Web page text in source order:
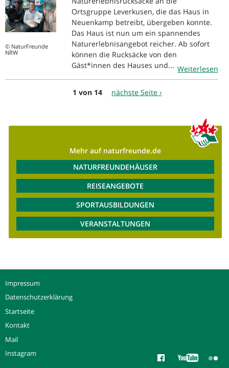
© NaturFreunde
NRW
Ortsgruppe Leverkusen, die das Haus in
Neuenkamp betreibt, übergeben konnte.
Das Haus ist nun um ein spannendes
Naturerlebnisangebot reicher. Ab sofort
können die Rucksäcke von den
Gäst*innen des Hauses und... Weiterlesen
1 von 14 nächste Seite ›
Mehr auf naturfreunde.de
NATURFREUNDEHÄUSER
REISEANGEBOTE
SPORTAUSBILDUNGEN
VERANSTALTUNGEN
Impressum
Datenschutzerklärung
Startseite
Kontakt
Mail
Instagram